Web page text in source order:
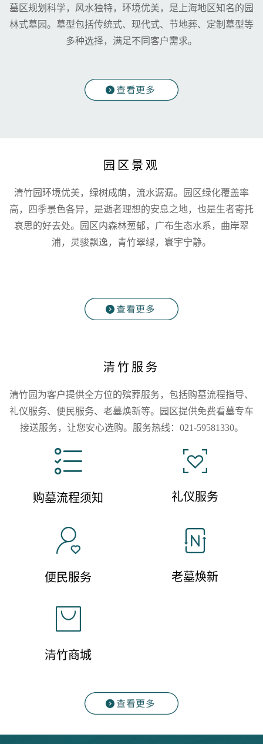
墓区规划科学，风水独特，环境优美，是上海地区知名的园
林式墓园。墓型包括传统式、现代式、节地葬、定制墓型等
多种选择，满足不同客户需求。
园区景观
清竹园环境优美，绿树成荫，流水潺潺。园区绿化覆盖率
高，四季景色各异，是逝者理想的安息之地，也是生者寄托
哀思的好去处。园区内森林葱郁，广布生态水系，曲岸翠
浦，灵骏飘逸，青竹翠绿，寰宇宁静。
清竹服务
清竹园为客户提供全方位的殡葬服务，包括购墓流程指导、
礼仪服务、便民服务、老墓焕新等。园区提供免费看墓专车
接送服务，让您安心选购。服务热线：021-59581330。
购墓流程须知 礼仪服务
便民服务 老墓焕新
清竹商城